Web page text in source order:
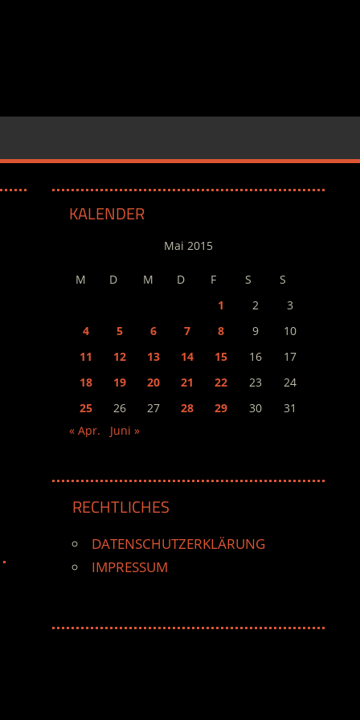
KALENDER
Mai 2015
M D M D F S
S
1
2
3
4
5 6 7 8 9
10
11
12 13 14 15 16
17
18
19 20 21 22 23
24
25
26 27 28 29 30
31
« Apr.
Juni »
RECHTLICHES
DATENSCHUTZERKLÄRUNG
IMPRESSUM